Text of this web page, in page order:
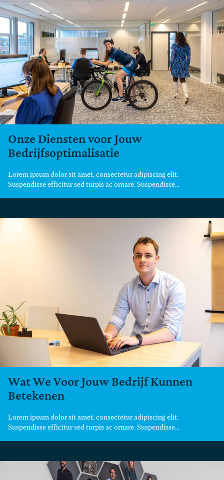
Onze Diensten voor Jouw
Bedrijfsoptimalisatie
Lorem ipsum dolor sit amet, consectetur adipiscing elit.
Suspendisse efficitur sed turpis ac ornare. Suspendisse…
Wat We Voor Jouw Bedrijf Kunnen
Betekenen
Lorem ipsum dolor sit amet, consectetur adipiscing elit.
Suspendisse efficitur sed turpis ac ornare. Suspendisse…